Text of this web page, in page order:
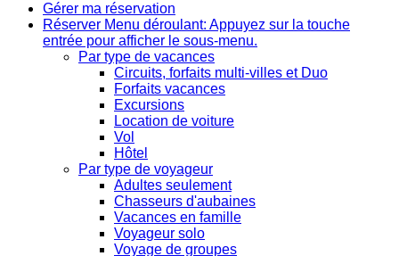
Gérer ma réservation
Réserver Menu déroulant: Appuyez sur la touche
entrée pour afficher le sous-menu.
Par type de vacances
Circuits, forfaits multi-villes et Duo
Forfaits vacances
Excursions
Location de voiture
Vol
Hôtel
Par type de voyageur
Adultes seulement
Chasseurs d'aubaines
Vacances en famille
Voyageur solo
Voyage de groupes